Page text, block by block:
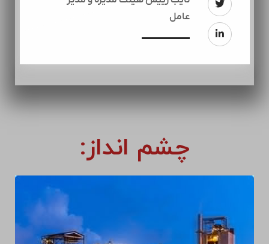
اکبر حیدری چهارده
محمد آهنگری